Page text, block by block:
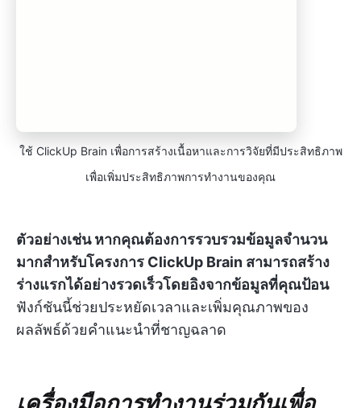
ใช้ ClickUp Brain เพื่อการสร้างเนื้อหาและการวิจัยที่มีประสิทธิภาพ
เพื่อเพิ่มประสิทธิภาพการทำงานของคุณ
ตัวอย่างเช่น หากคุณต้องการรวบรวมข้อมูลจำนวน
มากสำหรับโครงการ ClickUp Brain สามารถสร้าง
ร่างแรกได้อย่างรวดเร็วโดยอิงจากข้อมูลที่คุณป้อน
ฟังก์ชันนี้ช่วยประหยัดเวลาและเพิ่มคุณภาพของ
ผลลัพธ์ด้วยคำแนะนำที่ชาญฉลาด
เครื่องมือการทำงานร่วมกันเพื่อ